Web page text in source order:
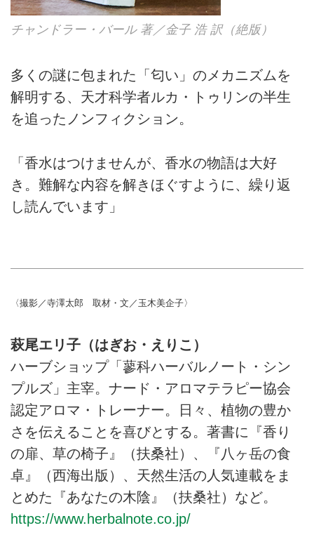
チャンドラー・バール 著／金子 浩 訳（絶版）
多くの謎に包まれた「匂い」のメカニズムを
解明する、天才科学者ルカ・トゥリンの半生
を追ったノンフィクション。
「香水はつけませんが、香水の物語は大好
き。難解な内容を解きほぐすように、繰り返
し読んでいます」
〈撮影／寺澤太郎 取材・文／玉木美企子〉
萩尾エリ子（はぎお・えりこ）
ハーブショップ「蓼科ハーバルノート・シン
プルズ」主宰。ナード・アロマテラピー協会
認定アロマ・トレーナー。日々、植物の豊か
さを伝えることを喜びとする。著書に『香り
の扉、草の椅子』（扶桑社）、『八ヶ岳の食
卓』（西海出版）、天然生活の人気連載をま
とめた『あなたの木陰』（扶桑社）など。
https://www.herbalnote.co.jp/